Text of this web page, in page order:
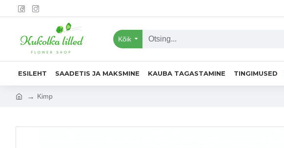
Kõik
ESILEHT SAADETIS JA MAKSMINE KAUBA TAGASTAMINE TINGIMUSED
Kimp